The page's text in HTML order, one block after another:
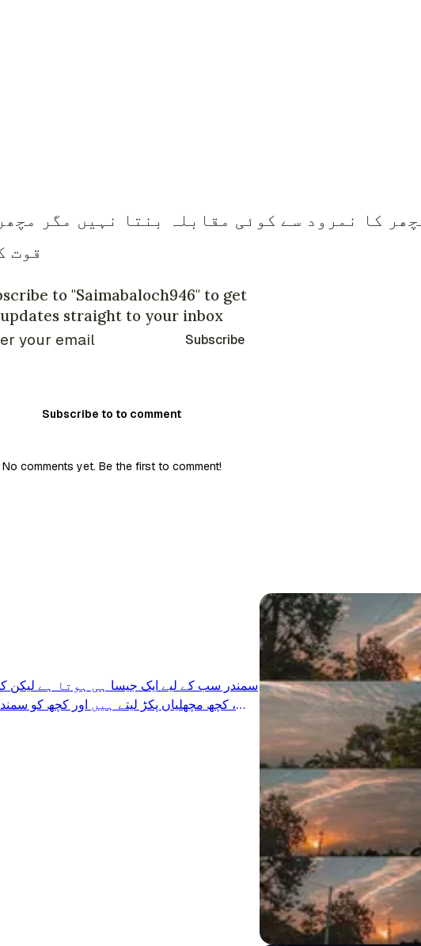
کا نمرود سے کوئی مقابلہ بنتا نہیں مگر
قوت
to "Saimabaloch946" to get
updates straight to your inbox
Subscribe
Subscribe to to comment
No comments yet. Be the first to comment!
سمندر سب کے لیے ایک جیسا ہی ہوتا ہے لیکن
، کچھ مچھلیاں پکڑ لیتے ہیں اور کچھ کو